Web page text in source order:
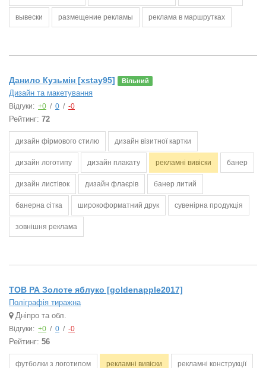
вывески размещение рекламы реклама в маршрутках
Данило Кузьмін [xstay95] Вільний
Дизайн та макетування
Відгуки: +0 / 0 / -0
Рейтинг: 72
дизайн фірмового стилю дизайн візитної картки
дизайн логотипу дизайн плакату рекламні вивіски банер
дизайн листівок дизайн флаєрів банер литий
банерна сітка широкоформатний друк сувенірна продукція
зовнішня реклама
ТОВ РА Золоте яблуко [goldenapple2017]
Поліграфія тиражна
Дніпро та обл.
Відгуки: +0 / 0 / -0
Рейтинг: 56
футболки з логотипом рекламні вивіски рекламні конструкції